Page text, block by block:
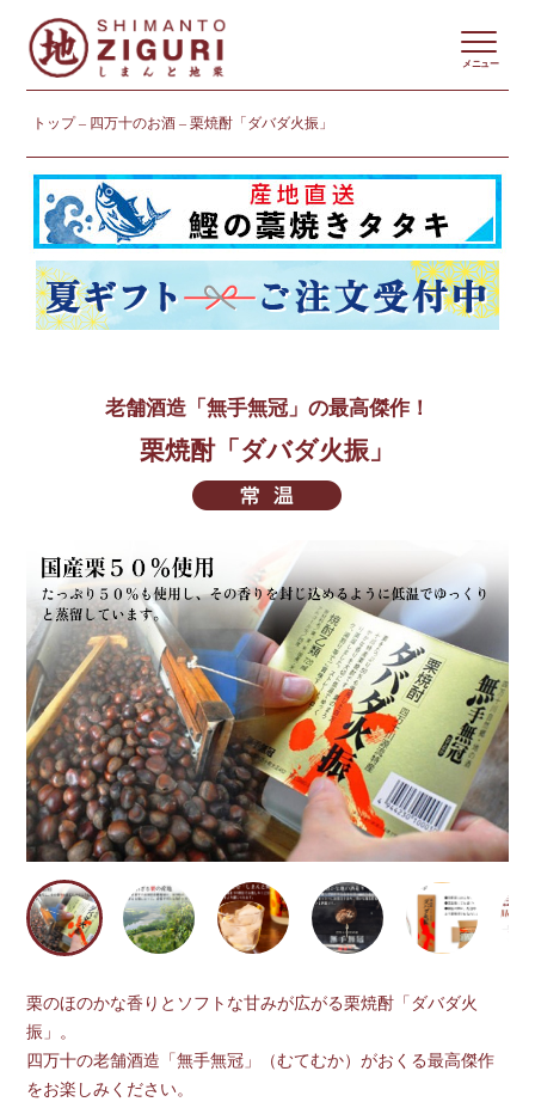
トップ 四万十のお酒 栗焼酎「ダバダ火振」
メニュー
老舗酒造「無手無冠」の最高傑作！
栗焼酎「ダバダ火振」
栗のほのかな香りとソフトな甘みが広がる栗焼酎「ダバダ火
振」。
四万十の老舗酒造「無手無冠」（むてむか）がおくる最高傑作
をお楽しみください。